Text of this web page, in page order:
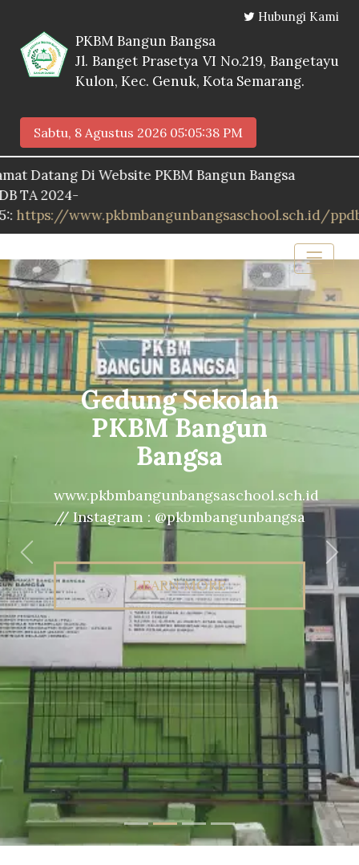
Hubungi Kami
PKBM Bangun Bangsa
Jl. Banget Prasetya VI No.219, Bangetayu
Kulon, Kec. Genuk, Kota Semarang.
Sabtu, 8 Agustus 2026 05:05:39 PM
Di Website PKBM Bangun Bangsa
www.pkbmbangunbangsaschool.sch.id/ppdb
Gedung Sekolah
PKBM Bangun
Bangsa
www.pkbmbangunbangsaschool.sch.id
// Instagram : @pkbmbangunbangsa
LEARN MORE
Previous